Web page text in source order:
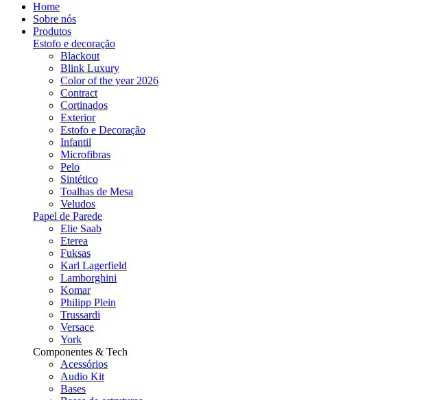
Home
Sobre nós
Produtos
Estofo e decoração
Blackout
Blink Luxury
Color of the year 2026
Contract
Cortinados
Exterior
Estofo e Decoração
Infantil
Microfibras
Pelo
Sintético
Toalhas de Mesa
Veludos
Papel de Parede
Elie Saab
Eterea
Fuksas
Karl Lagerfield
Lamborghini
Komar
Philipp Plein
Trussardi
Versace
York
Componentes & Tech
Acessórios
Audio Kit
Bases